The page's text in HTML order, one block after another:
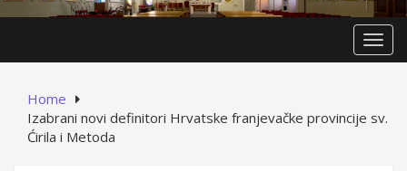
Home
Izabrani novi definitori Hrvatske franjevačke provincije sv.
Ćirila i Metoda